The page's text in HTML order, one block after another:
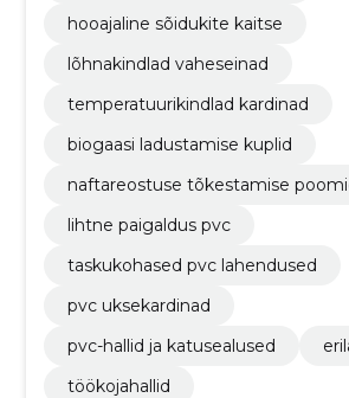
hooajaline sõidukite kaitse
lõhnakindlad vaheseinad
temperatuurikindlad kardinad
biogaasi ladustamise kuplid
naftareostuse tõkestamise
lihtne paigaldus pvc
taskukohased pvc lahendused
pvc uksekardinad
pvc-hallid ja katusealused
töökojahallid